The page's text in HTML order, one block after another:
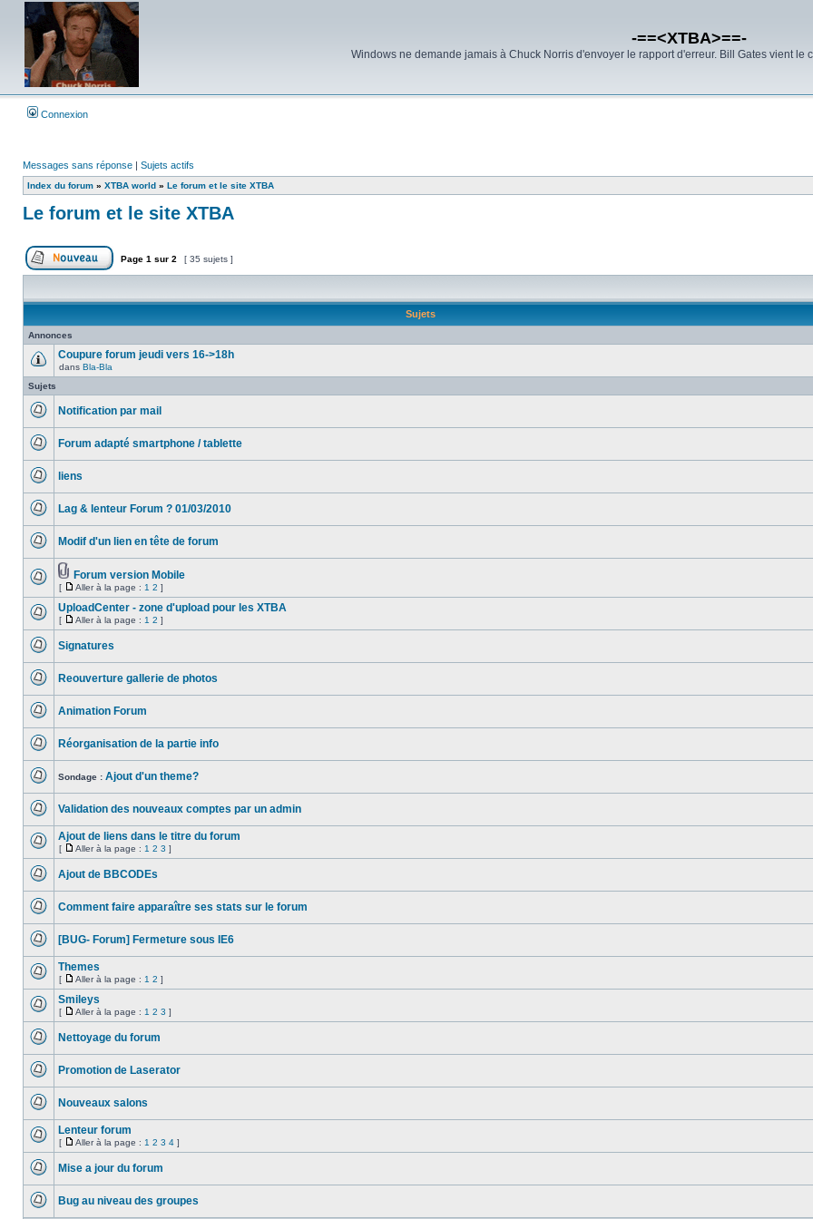
-==<XTBA>==-
Windows ne demande jamais à Chuck Norris d'envoyer le rapport d'erreur. Bill Gates vient le
Connexion
Messages sans réponse | Sujets actifs
Index du forum » XTBA world » Le forum et le site XTBA
Le forum et le site XTBA
Poster un nouveau sujet
Page 1 sur 2 [ 35 sujets ]
Sujets
Annonces
Aucun
message
non
Coupure forum jeudi vers 16->18h
dans Bla-Bla
Sujets
non
Notification par mail
non
Forum adapté smartphone / tablette
liens
non
Lag & lenteur Forum ? 01/03/2010
message
non
Modif d'un lien en tête de forum
Aucun
message
non
Fichier(s)
joint(s)
Forum version Mobile
[
Aller
à
la
page
Aller à la page : 1 2 ]
Aucun
non
UploadCenter - zone d'upload pour les XTBA
[
Aller
la
Aller à la page : 1 2 ]
non
Signatures
non
Reouverture gallerie de photos
non
Animation Forum
non
Réorganisation de la partie info
non
Sondage : Ajout d'un theme?
message
non
Validation des nouveaux comptes par un admin
Aucun
non
Ajout de liens dans le titre du forum
[
Aller
la
Aller à la page : 1 2 3 ]
non
Ajout de BBCODEs
non
Comment faire apparaître ses stats sur le forum
message
non
[BUG- Forum] Fermeture sous IE6
Aucun
message
non
Themes
[
Aller
à
la
page
Aller à la page : 1 2 ]
Aucun
non
Smileys
[
Aller
la
Aller à la page : 1 2 3 ]
non
Nettoyage du forum
non
Promotion de Laserator
message
non
Nouveaux salons
Aucun
non
Lenteur forum
[
Aller
la
Aller à la page : 1 2 3 4 ]
non
Mise a jour du forum
Bug au niveau des groupes